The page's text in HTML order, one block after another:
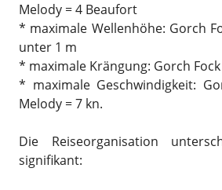
Melody = 4 Beaufort
* maximale Wellenhöhe: Gorch
unter 1 m
* maximale Krängung: Gorch Fock
* maximale Geschwindigkeit:
Melody = 7 kn.
Die Reiseorganisation
signifikant: